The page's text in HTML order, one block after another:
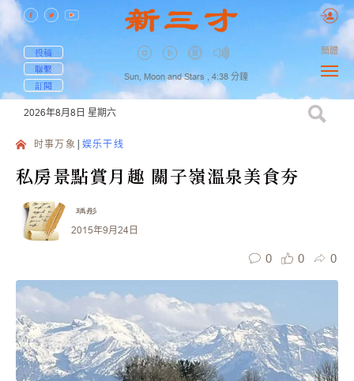
投稿
聯繫
訂閱
Sun, Moon and Stars , 4:38 分鐘
簡體
2026年8月8日 星期六
时事万象 娱乐干线
私房景點賞月趣 關子嶺溫泉美食夯
瑀彤
2015年9月24日
0 0 0